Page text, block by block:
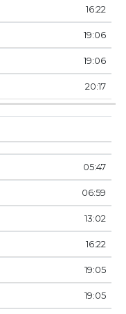
16:22
19:06
19:06
20:17
05:47
06:59
13:02
16:22
19:05
19:05